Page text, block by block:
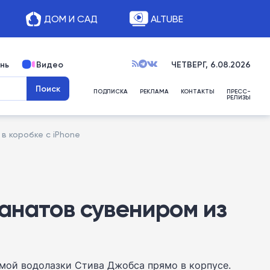
ДОМ И САД ALTUBE
Видео ЧЕТВЕРГ, 6.08.2026
ПОДПИСКА РЕКЛАМА КОНТАКТЫ ПРЕСС-
РЕЛИЗЫ
коробке с iPhone
сувениром из
водолазки Стива Джобса прямо в корпусе.